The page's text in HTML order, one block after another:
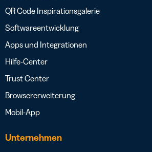
QR Code Inspirationsgalerie
Softwareentwicklung
Apps und Integrationen
Hilfe-Center
Trust Center
Browsererweiterung
Mobil-App
Unternehmen